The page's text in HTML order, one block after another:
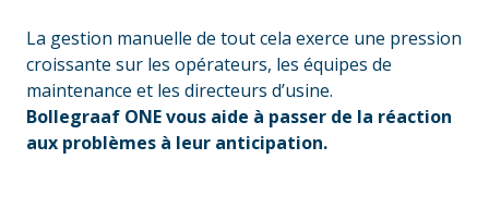
La gestion manuelle de tout cela exerce une pression
croissante sur les opérateurs, les équipes de
maintenance et les directeurs d’usine.
Bollegraaf ONE vous aide à passer de la réaction
aux problèmes à leur anticipation.